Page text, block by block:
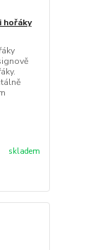
hořáky
skladem